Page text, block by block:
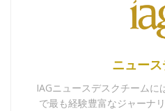
ニュー
IAGニュースデスクチームに
で最も経験豊富なジャーナ